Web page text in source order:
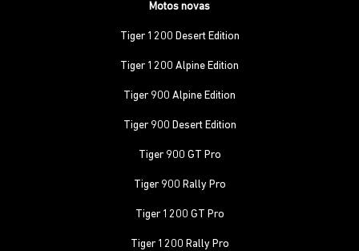
Motos novas
Tiger 1200 Desert Edition
Tiger 1200 Alpine Edition
Tiger 900 Alpine Edition
Tiger 900 Desert Edition
Tiger 900 GT Pro
Tiger 900 Rally Pro
Tiger 1200 GT Pro
Tiger 1200 Rally Pro